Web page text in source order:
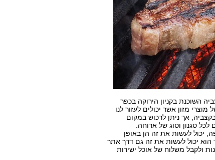
השוכנת בקניון הירוקה בכפר
מזון אשר יכולים לעזור לנו
אך ניתן לרכוש במקום
סגנון וסוג של ארוחה.
יכול לעשות את זה הן באופן
הוא יכול לעשות את זה גם דרך אתר
ולקבל משלוח של אוכל ישירות